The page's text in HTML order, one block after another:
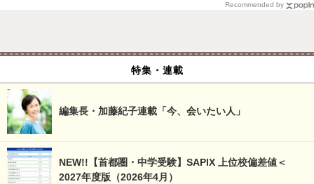
Recommended by
特集・連載
編集長・加藤紀子連載「今、会いたい人」
NEW!!【首都圏・中学受験】SAPIX 上位校偏差値＜
2027年度版（2026年4月）